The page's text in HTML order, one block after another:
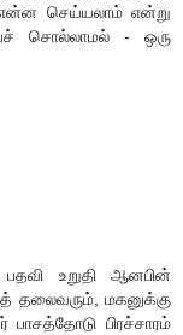
செய்யலாம் என்று
சொல்லாமல் - ஒரு
உறுதி ஆனபின்
தலைவரும், மகனுக்கு
பாசத்தோடு பிரச்சாரம்